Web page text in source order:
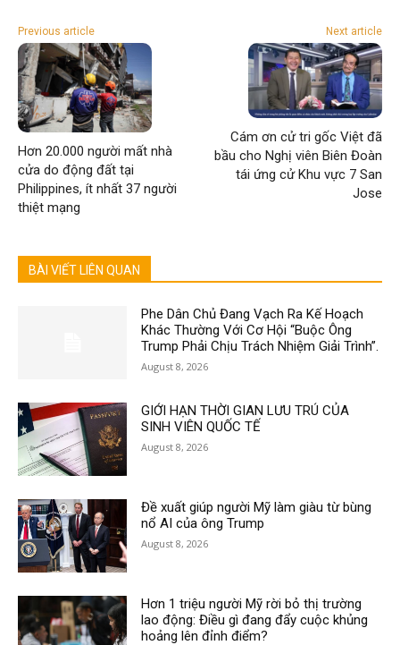
Previous article
Hơn 20.000 người mất nhà
cửa do động đất tại
Philippines, ít nhất 37 người
thiệt mạng
Next article
Cám ơn cử tri gốc Việt đã
bầu cho Nghị viên Biên Đoàn
tái ứng cử Khu vực 7 San
Jose
BÀI VIẾT LIÊN QUAN
Phe Dân Chủ Đang Vạch Ra Kế Hoạch
Khác Thường Với Cơ Hội “Buộc Ông
Trump Phải Chịu Trách Nhiệm Giải Trình”.
August 8, 2026
GIỚI HẠN THỜI GIAN LƯU TRÚ CỦA
SINH VIÊN QUỐC TẾ
August 8, 2026
Đề xuất giúp người Mỹ làm giàu từ bùng
nổ AI của ông Trump
August 8, 2026
Hơn 1 triệu người Mỹ rời bỏ thị trường
lao động: Điều gì đang đẩy cuộc khủng
hoảng lên đỉnh điểm?